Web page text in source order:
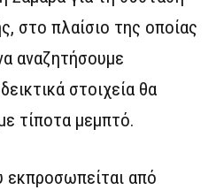
στο πλαίσιο της οποίας
αναζητήσουμε
στοιχεία θα
τίποτα μεμπτό.
εκπροσωπείται από